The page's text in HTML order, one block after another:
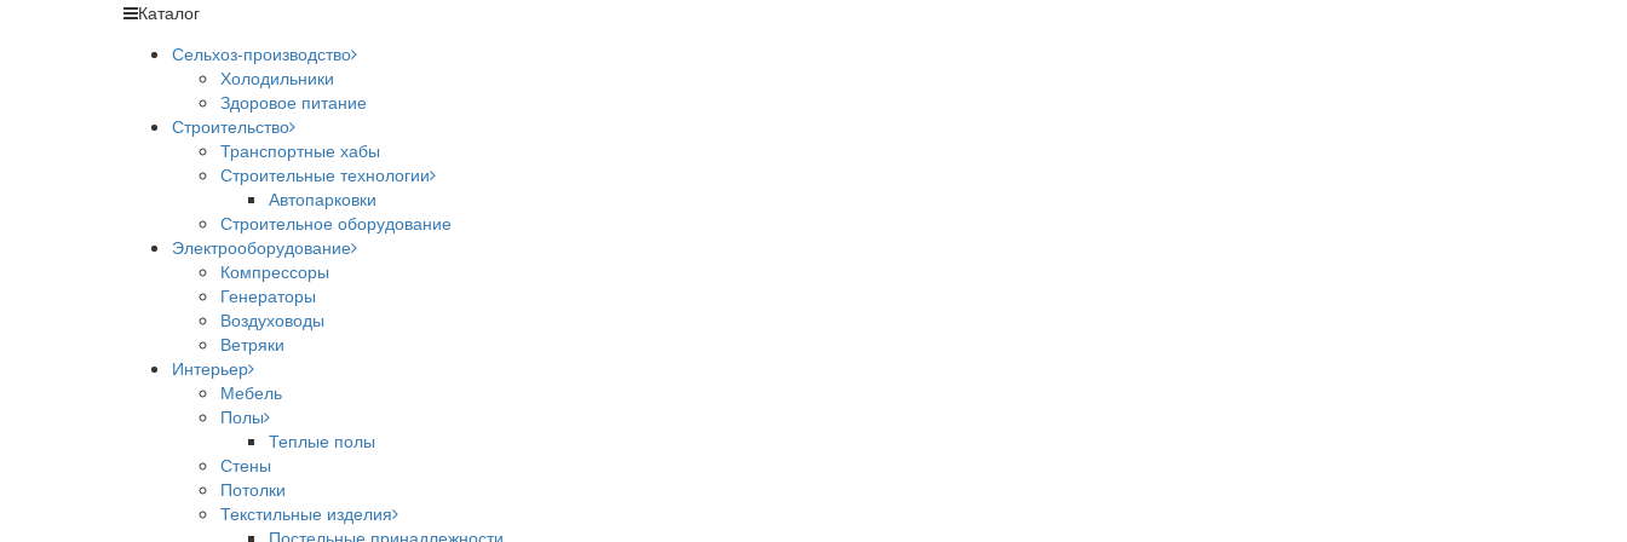
Каталог
Сельхоз-производство
Холодильники
Здоровое питание
Строительство
Транспортные хабы
Строительные технологии
Автопарковки
Строительное оборудование
Электрооборудование
Компрессоры
Генераторы
Воздуховоды
Ветряки
Интерьер
Мебель
Полы
Теплые полы
Стены
Потолки
Текстильные изделия
Постельные принадлежности